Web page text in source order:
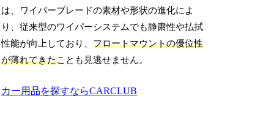
は、ワイパーブレードの素材や形状の進化によ
り、従来型のワイパーシステムでも静粛性や払拭
性能が向上しており、フロートマウントの優位性
が薄れてきたことも見逃せません。
カー用品を探すならCARCLUB